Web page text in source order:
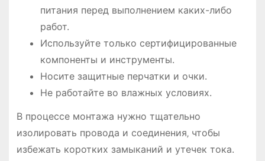
питания перед выполнением каких-либо
работ.
Используйте только сертифицированные
компоненты и инструменты.
Носите защитные перчатки и очки.
Не работайте во влажных условиях.
В процессе монтажа нужно тщательно
изолировать провода и соединения‚ чтобы
избежать коротких замыканий и утечек тока.